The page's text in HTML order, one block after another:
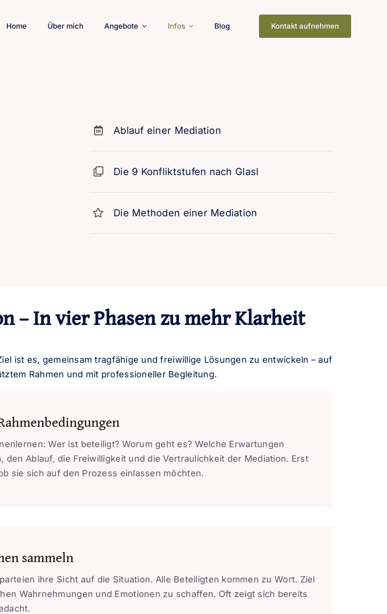
Home Über mich Angebote Infos Blog Kontakt aufnehmen
Ablauf einer Mediation
Die 9 Konfliktstufen nach Glasl
Die Methoden einer Mediation
– In vier Phasen zu mehr Klarheit
ist es, gemeinsam tragfähige und freiwillige Lösungen zu entwickeln – auf
Rahmen und mit professioneller Begleitung.
Wer ist beteiligt? Worum geht es? Welche Erwartungen
den Ablauf, die Freiwilligkeit und die Vertraulichkeit der Mediation. Erst
sie sich auf den Prozess einlassen möchten.
sammeln
ihre Sicht auf die Situation. Alle Beteiligten kommen zu Wort. Ziel
Wahrnehmungen und Emotionen zu schaffen. Oft zeigt sich bereits